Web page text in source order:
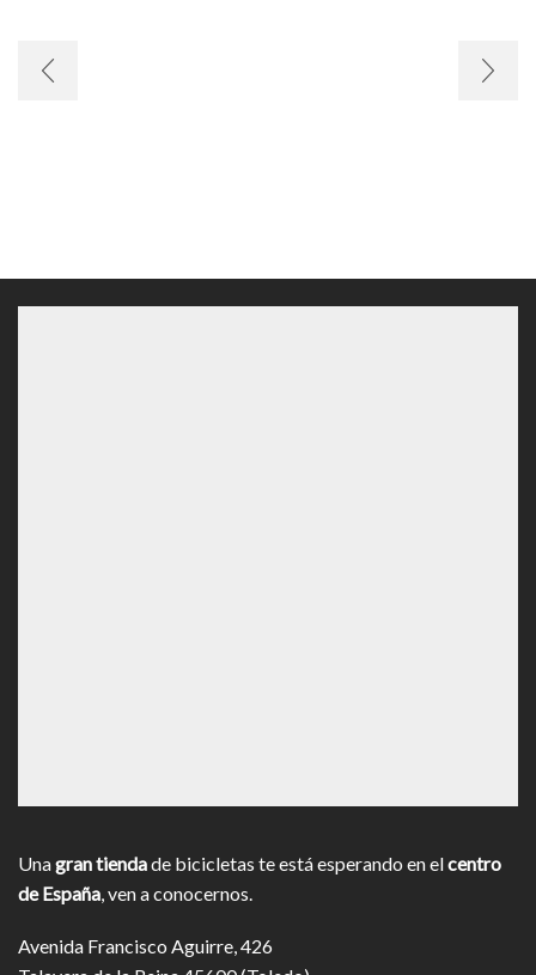
Unagran tiendade bicicletas te está esperando en elcentro
de España, ven a conocernos.
Avenida Francisco Aguirre, 426